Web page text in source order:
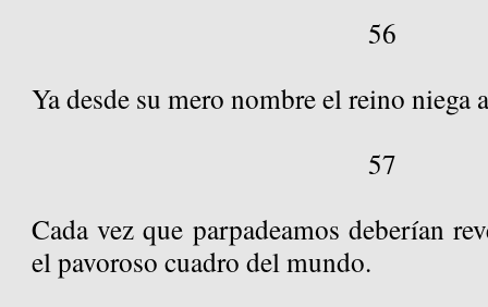
56
Ya desde su mero nombre el reino niega
57
Cada vez que parpadeamos deberían
el pavoroso cuadro del mundo.